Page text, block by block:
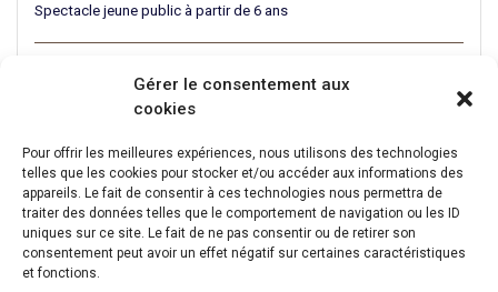
Gérer le consentement aux
cookies
Pour offrir les meilleures expériences, nous utilisons des technologies
telles que les cookies pour stocker et/ou accéder aux informations des
appareils. Le fait de consentir à ces technologies nous permettra de
traiter des données telles que le comportement de navigation ou les ID
uniques sur ce site. Le fait de ne pas consentir ou de retirer son
consentement peut avoir un effet négatif sur certaines caractéristiques
et fonctions.
Spectacle jeune public à partir de 6 ans
INFOS PRATIQUES
Ouverture des portes à 15h30
5429F Chem. des Peupliers,
13600 Ceyreste
Privilégiez le covoiturage : Trouvez des passager·ères ou
des conducteur·rices encliquant ici